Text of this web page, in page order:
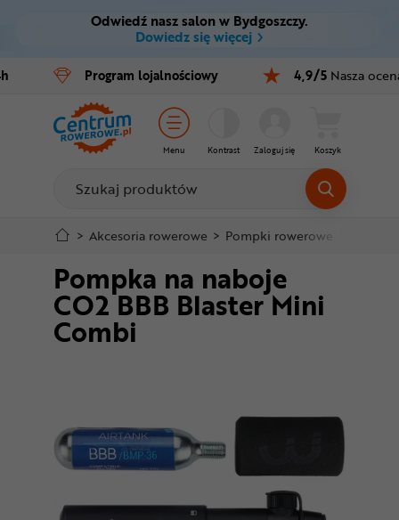
Ctrl M
Menu główne
Informacje o produkcie
Do koszyka
Szczegółowe informacje
Stopka
Mapa strony
Odwiedź nasz salon w Bydgoszczy.
Dowiedz się więcej
Program lojalnościowy 4,9/5 Nasza
Menu Kontrast Zaloguj się Koszyk
Rowery
E-bike
Części
Akcesoria
Odzież
Kaski
Buty
Nowości
> Akcesoria rowerowe > Pompki rowerowe
Pompka na naboje
CO2 BBB Blaster Mini
Combi